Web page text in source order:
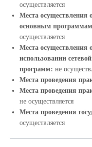
осуществляется
Места осуществления
основным программам
осуществляется
Места осуществления
использовании
программ: не
Места проведения
Места проведения
не осуществляется
Места проведения
осуществляется